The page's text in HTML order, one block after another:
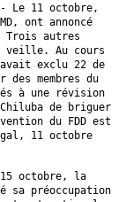
Le 11 octobre,
ont annoncé
Trois autres
veille. Au cours
avait exclu 22 de
membres du
à une révision
de briguer
du FDD est
11 octobre
octobre, la
sa préoccupation